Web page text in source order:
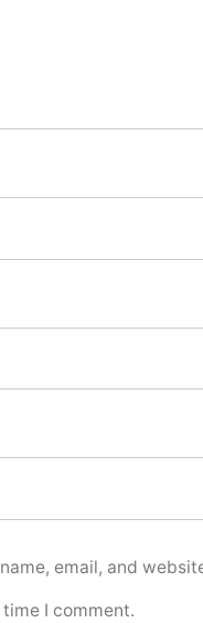
email, and
I comment.